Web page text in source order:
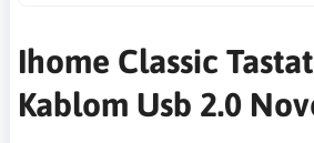
Ihome Classic
Kablom Usb 2.0